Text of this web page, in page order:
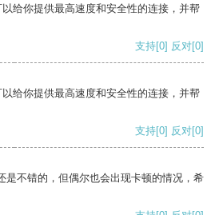
给你提供最高速度和安全性的连接，并帮
支持[0] 反对[0]
给你提供最高速度和安全性的连接，并帮
支持[0] 反对[0]
是不错的，但偶尔也会出现卡顿的情况，希